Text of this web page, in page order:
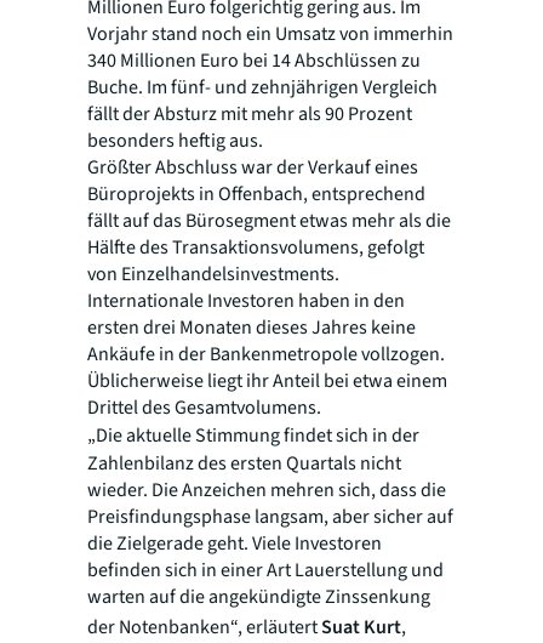
Millionen Euro folgerichtig gering aus. Im
Vorjahr stand noch ein Umsatz von immerhin
340 Millionen Euro bei 14 Abschlüssen zu
Buche. Im fünf- und zehnjährigen Vergleich
fällt der Absturz mit mehr als 90 Prozent
besonders heftig aus.
Größter Abschluss war der Verkauf eines
Büroprojekts in Offenbach, entsprechend
fällt auf das Bürosegment etwas mehr als die
Hälfte des Transaktionsvolumens, gefolgt
von Einzelhandelsinvestments.
Internationale Investoren haben in den
ersten drei Monaten dieses Jahres keine
Ankäufe in der Bankenmetropole vollzogen.
Üblicherweise liegt ihr Anteil bei etwa einem
Drittel des Gesamtvolumens.
„Die aktuelle Stimmung findet sich in der
Zahlenbilanz des ersten Quartals nicht
wieder. Die Anzeichen mehren sich, dass die
Preisfindungsphase langsam, aber sicher auf
die Zielgerade geht. Viele Investoren
befinden sich in einer Art Lauerstellung und
warten auf die angekündigte Zinssenkung
der Notenbanken“, erläutertSuat Kurt,